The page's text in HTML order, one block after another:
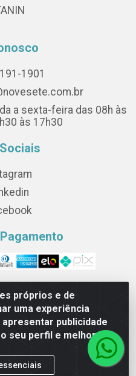
próprios e de
uma experiência
publicidade
seu perfil e melhorar a
1901
a sexta-feira das 08h às
às 17h30
Avenida Setecentos, S/N,
ES - CEP 29161-414 -
0001-44